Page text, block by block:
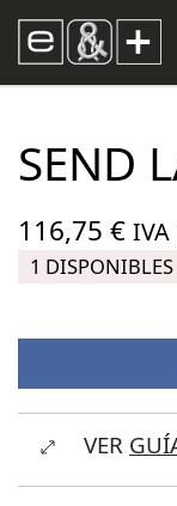
SEND
116,75 € IVA
1 DISPONIBLES
VER